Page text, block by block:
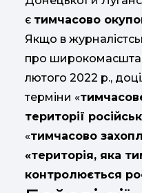
є тимчасово
Якщо в
про
лютого 2022 р.,
терміни «
території
«тимчасово
«територія, яка
контролюється